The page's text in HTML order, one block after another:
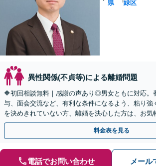
県
緑区
異性関係(不貞等)による離婚問題
🔶初回相談無料｜感謝の声あり◎男女ともに対応。
与、面会交流など、有利な条件になるよう、粘り強
を決めきれていない方、離婚を決心した方は、お気
い【休日・夜間面談OK】【駐車場あり】
料金表を見る
電話でお問い合わせ メール